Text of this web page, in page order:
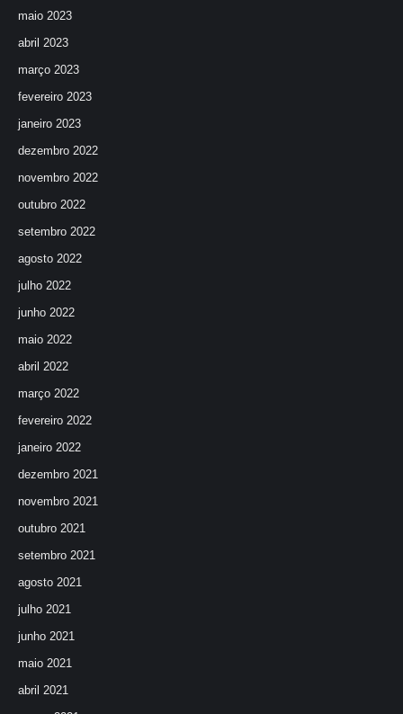
maio 2023
abril 2023
março 2023
fevereiro 2023
janeiro 2023
dezembro 2022
novembro 2022
outubro 2022
setembro 2022
agosto 2022
julho 2022
junho 2022
maio 2022
abril 2022
março 2022
fevereiro 2022
janeiro 2022
dezembro 2021
novembro 2021
outubro 2021
setembro 2021
agosto 2021
julho 2021
junho 2021
maio 2021
abril 2021